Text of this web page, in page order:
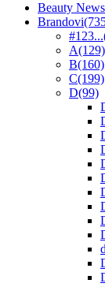
Beauty
Brandovi
#123...
A(129)
B(160)
C(199)
D(99)